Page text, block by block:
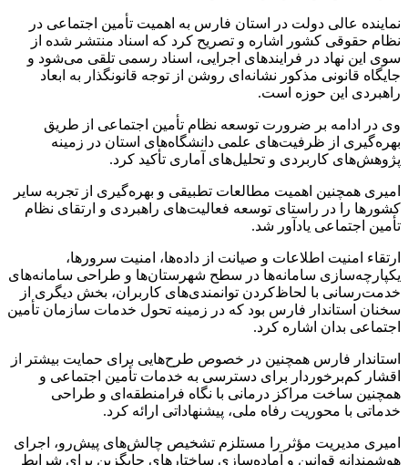
نماینده عالی دولت در استان فارس به اهمیت تأمین اجتماعی در
نظام حقوقی کشور اشاره و تصریح کرد که اسناد منتشر شده از
سوی این نهاد در فرایندهای اجرایی، اسناد رسمی تلقی می‌شود و
جایگاه قانونی مذکور نشانه‌ای روشن از توجه قانونگذار به ابعاد
راهبردی این حوزه است.
وی در ادامه بر ضرورت توسعه نظام تأمین اجتماعی از طریق
بهره‌گیری از ظرفیت‌های علمی دانشگاه‌های استان در زمینه
پژوهش‌های کاربردی و تحلیل‌های آماری تأکید کرد.
امیری همچنین اهمیت مطالعات تطبیقی و بهره‌گیری از تجربه سایر
کشورها را در راستای توسعه فعالیت‌های راهبردی و ارتقای نظام
تأمین اجتماعی یادآور شد.
ارتقاء امنیت اطلاعات و صیانت از داده‌ها، امنیت سرورها،
یکپارچه‌سازی سامانه‌ها در سطح شهرستان‌ها و طراحی سامانه‌های
خدمت‌رسانی با لحاظ‌کردن توانمندی‌های کاربران، بخش دیگری از
سخنان استاندار فارس بود که در زمینه تحول خدمات سازمان تأمین
اجتماعی بدان اشاره کرد.
استاندار فارس همچنین در خصوص طرح‌هایی برای حمایت بیشتر از
اقشار کم‌برخوردار برای دسترسی به خدمات تأمین اجتماعی و
همچنین ساخت مراکز درمانی با نگاه فرامنطقه‌ای و طراحی
خدماتی با محوریت رفاه ملی، پیشنهاداتی ارائه کرد.
امیری مدیریت مؤثر را مستلزم تشخیص چالش‌های پیش‌رو، اجرای
هوشمندانه قوانین و آماده‌سازی ساختارهای جایگزین برای شرایط